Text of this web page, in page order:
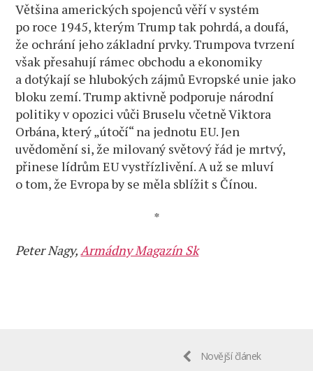
Většina amerických spojenců věří v systém
po roce 1945, kterým Trump tak pohrdá, a doufá,
že ochrání jeho základní prvky. Trumpova tvrzení
však přesahují rámec obchodu a ekonomiky
a dotýkají se hlubokých zájmů Evropské unie jako
bloku zemí. Trump aktivně podporuje národní
politiky v opozici vůči Bruselu včetně Viktora
Orbána, který „útočí“ na jednotu EU. Jen
uvědomění si, že milovaný světový řád je mrtvý,
přinese lídrům EU vystřízlivění. A už se mluví
o tom, že Evropa by se měla sblížit s Čínou.
*
Peter Nagy,Armádny Magazín Sk
Novější článek